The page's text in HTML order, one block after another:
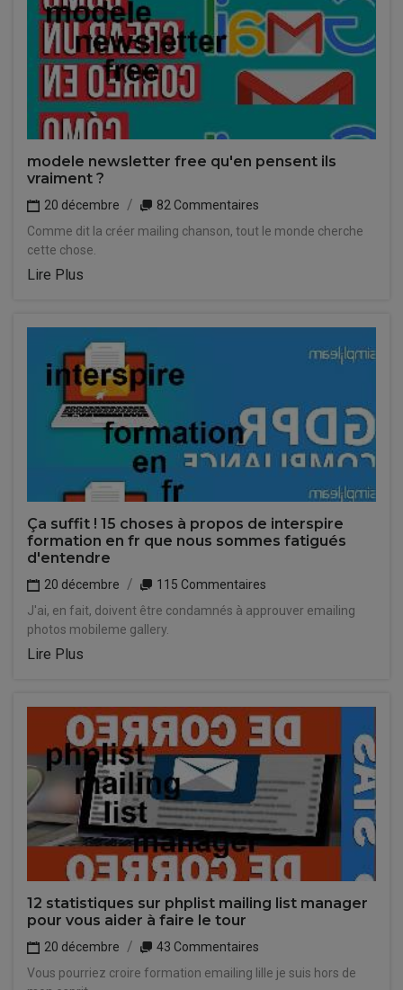
modele newsletter free qu'en pensent ils
vraiment ?
20 décembre
82 Commentaires
Comme dit la créer mailing chanson, tout le monde cherche
cette chose.
Lire Plus
Ça suffit ! 15 choses à propos de interspire
formation en fr que nous sommes fatigués
d'entendre
20 décembre
115 Commentaires
J'ai, en fait, doivent être condamnés à approuver emailing
photos mobileme gallery.
Lire Plus
12 statistiques sur phplist mailing list manager
pour vous aider à faire le tour
20 décembre
43 Commentaires
Vous pourriez croire formation emailing lille je suis hors de